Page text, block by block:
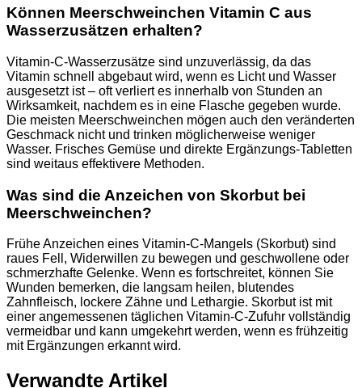
Können Meerschweinchen Vitamin C aus
Wasserzusätzen erhalten?
Vitamin-C-Wasserzusätze sind unzuverlässig, da das
Vitamin schnell abgebaut wird, wenn es Licht und Wasser
ausgesetzt ist – oft verliert es innerhalb von Stunden an
Wirksamkeit, nachdem es in eine Flasche gegeben wurde.
Die meisten Meerschweinchen mögen auch den veränderten
Geschmack nicht und trinken möglicherweise weniger
Wasser. Frisches Gemüse und direkte Ergänzungs-Tabletten
sind weitaus effektivere Methoden.
Was sind die Anzeichen von Skorbut bei
Meerschweinchen?
Frühe Anzeichen eines Vitamin-C-Mangels (Skorbut) sind
raues Fell, Widerwillen zu bewegen und geschwollene oder
schmerzhafte Gelenke. Wenn es fortschreitet, können Sie
Wunden bemerken, die langsam heilen, blutendes
Zahnfleisch, lockere Zähne und Lethargie. Skorbut ist mit
einer angemessenen täglichen Vitamin-C-Zufuhr vollständig
vermeidbar und kann umgekehrt werden, wenn es frühzeitig
mit Ergänzungen erkannt wird.
Verwandte Artikel